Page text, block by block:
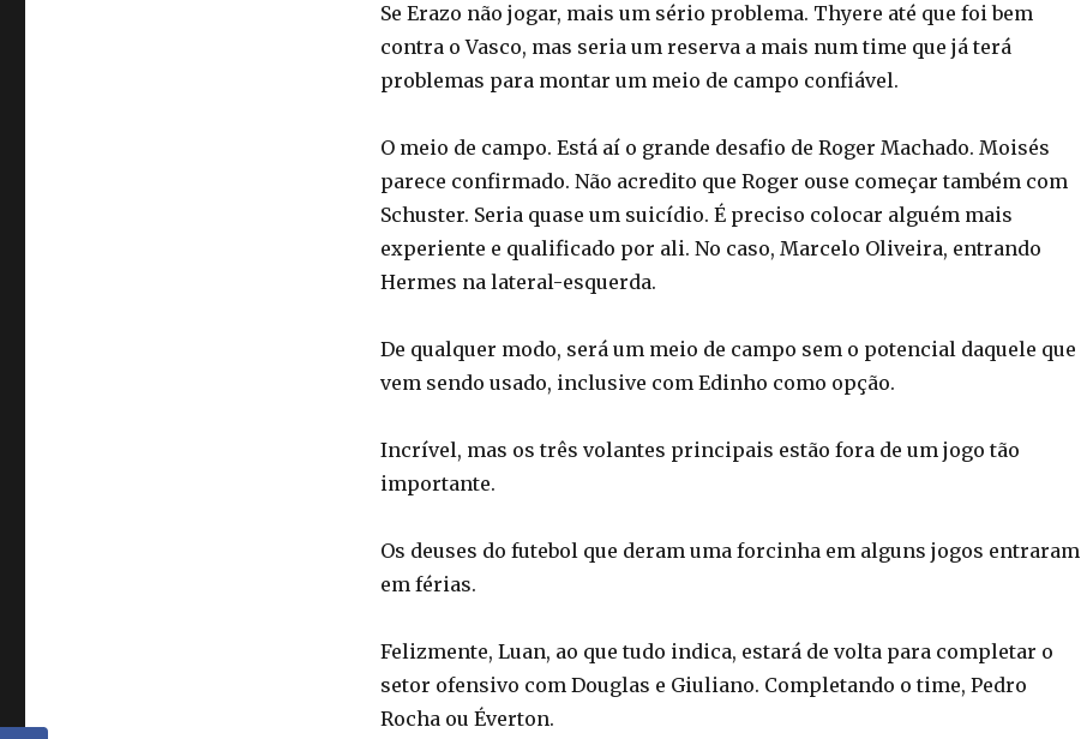
Se Erazo não jogar, mais um sério problema. Thyere até que foi bem
contra o Vasco, mas seria um reserva a mais num time que já terá
problemas para montar um meio de campo confiável.
O meio de campo. Está aí o grande desafio de Roger Machado. Moisés
parece confirmado. Não acredito que Roger ouse começar também com
Schuster. Seria quase um suicídio. É preciso colocar alguém mais
experiente e qualificado por ali. No caso, Marcelo Oliveira, entrando
Hermes na lateral-esquerda.
De qualquer modo, será um meio de campo sem o potencial daquele que
vem sendo usado, inclusive com Edinho como opção.
Incrível, mas os três volantes principais estão fora de um jogo tão
importante.
Os deuses do futebol que deram uma forcinha em alguns jogos entraram
em férias.
Felizmente, Luan, ao que tudo indica, estará de volta para completar o
setor ofensivo com Douglas e Giuliano. Completando o time, Pedro
Rocha ou Éverton.